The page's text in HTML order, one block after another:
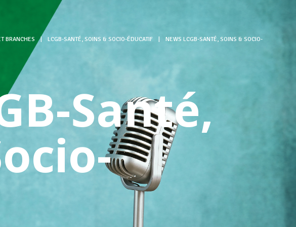
BRANCHES | LCGB-SANTÉ, SOINS & SOCIO-ÉDUCATIF
NEWS LCGB-SANTÉ, SOINS & SOCIO-
Santé,